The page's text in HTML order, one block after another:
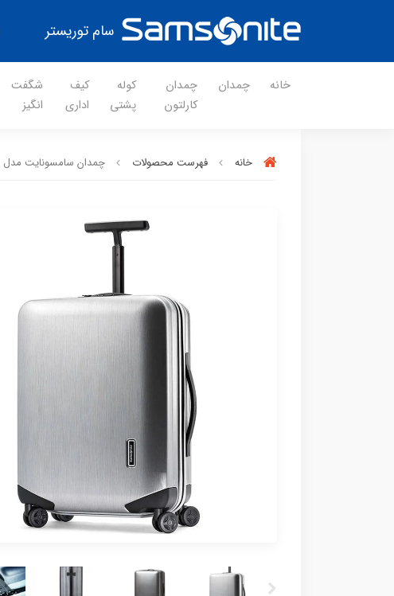
سام توریستر
خانه چمدان
چمدان
کارلتون
کوله
پشتی
کیف
اداری
شگفت
انگیز
خانه فهرست محصولات چمدان سامسونایت مدل Inova کابین سایز